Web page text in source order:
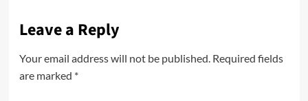
Leave a Reply
Your email address will not be published. Required fields
are marked *